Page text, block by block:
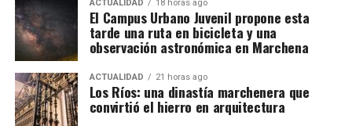
Las primeras incorporaciones están previstas desde
mediados de agosto en las zonas francesas donde la
uva madura antes. La campaña se extenderá durante
septiembre en regiones como Borgoña, Champaña,
Beaujolais y Burdeos.
ACTUALIDAD 18 horas ago
El Campus Urbano Juvenil propone esta
tarde una ruta en bicicleta y una
observación astronómica en Marchena
ACTUALIDAD 21 horas ago
Los Ríos: una dinastía marchenera que
convirtió el hierro en arquitectura